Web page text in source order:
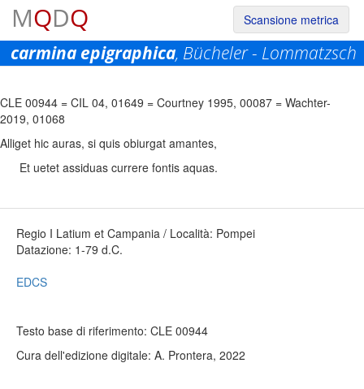
MQDQ Scansione metrica
carmina epigraphica, Bücheler - Lommatzsch
Permalink:https://www.mqdq.it/textsce/CE|ce|0944 Copia
CLE 00944 = CIL 04, 01649 = Courtney 1995, 00087 = Wachter-
2019, 01068
Alliget hic auras, si quis obiurgat amantes,
Et uetet assiduas currere fontis aquas.
Regio I Latium et Campania / Località: Pompei
Datazione: 1-79 d.C.
EDCS
Testo base di riferimento: CLE 00944
Cura dell'edizione digitale: A. Prontera, 2022